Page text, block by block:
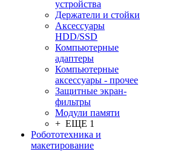
устройства
Держатели и стойки
Аксессуары
HDD/SSD
Компьютерные
адаптеры
Компьютерные
аксессуары - прочее
Защитные экран-
фильтры
Модули памяти
+ ЕЩЕ 1
Робототехника и
макетирование